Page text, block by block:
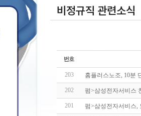
비정규직 관련소식
203 홈플러스노조, 10분
202 펌>삼성전자서비스
201 펌>삼성전자서비스,